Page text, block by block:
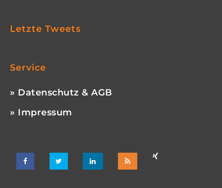
Letzte Tweets
Service
» Datenschutz & AGB
» Impressum